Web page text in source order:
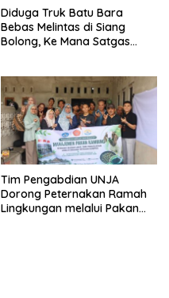
Diduga Truk Batu Bara
Bebas Melintas di Siang
Bolong, Ke Mana Satgas
Tim Pengabdian UNJA
Dorong Peternakan Ramah
Lingkungan melalui Pakan